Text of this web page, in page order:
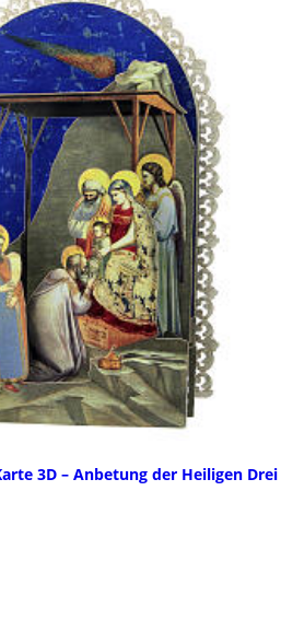
3D – Anbetung der Heiligen Drei